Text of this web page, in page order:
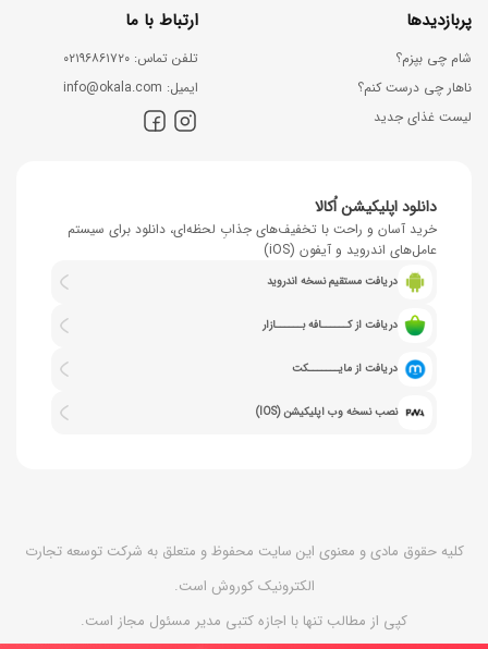
پربازدیدها
شام چی بپزم؟
ناهار چی درست کنم؟
لیست غذای جدید
ارتباط با ما
ﺗﻠﻔﻦ ﺗﻤﺎس: ۰۲۱۹۶۸۶۱۷۲۰
اﯾﻤﯿﻞ: info@okala.com
دانلود اپلیکیشن اُکالا
خرید آسان و راحت با تخفیف‌های جذابِ لحظه‌ای، دانلود برای سیستم
عامل‌های اندروید و آیفون (iOS)
دریافت مستقیم نسخه اندروید
دریافت از کــــــافه بــــــازار
دریافت از مایـــــــکت
نصب نسخه وب اپلیکیشن (IOS)
کلیه حقوق مادی و معنوی این سایت محفوظ و متعلق به شرکت توسعه تجارت
الکترونیک کوروش است.
کپی از مطالب تنها با اجازه کتبی مدیر مسئول مجاز است.